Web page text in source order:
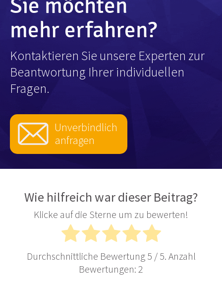
Sie möchten
mehr erfahren?
Kontaktieren Sie unsere Experten zur
Beantwortung Ihrer individuellen
Fragen.
Unverbindlich
anfragen
Wie hilfreich war dieser Beitrag?
Klicke auf die Sterne um zu bewerten!
Durchschnittliche Bewertung 5 / 5. Anzahl
Bewertungen: 2